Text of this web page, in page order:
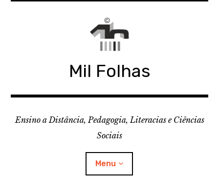
Mil Folhas
Ensino a Distância, Pedagogia, Literacias e Ciências
Sociais
Menu